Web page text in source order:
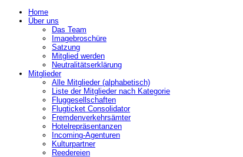
Home
Über uns
Das Team
Imagebroschüre
Satzung
Mitglied werden
Neutralitätserklärung
Mitglieder
Alle Mitglieder (alphabetisch)
Liste der Mitglieder nach Kategorie
Fluggesellschaften
Flugticket Consolidator
Fremdenverkehrsämter
Hotelrepräsentanzen
Incoming-Agenturen
Kulturpartner
Reedereien